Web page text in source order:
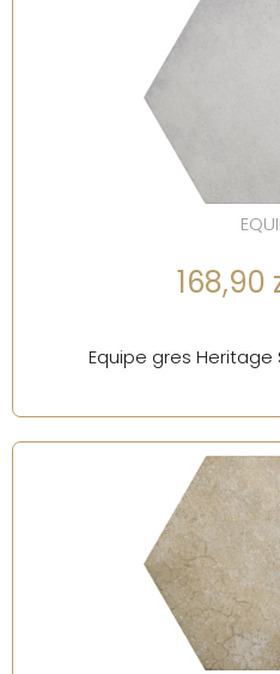
168,90
Equipe gres Heritage